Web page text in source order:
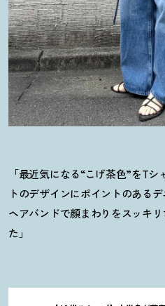
「最近気になる“こげ茶色”をT
トのデザインにポイントのある
ヘアバンドで顔まわりをスッキ
た」